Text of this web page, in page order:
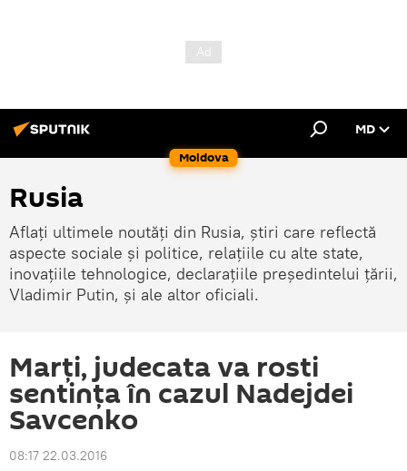
Moldova
MD
Rusia
Aflați ultimele noutăți din Rusia, știri care reflectă
aspecte sociale și politice, relațiile cu alte state,
inovațiile tehnologice, declarațiile președintelui țării,
Vladimir Putin, și ale altor oficiali.
Marți, judecata va rosti
sentința în cazul Nadejdei
Savcenko
08:17 22.03.2016